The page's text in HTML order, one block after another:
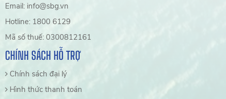
Email: info@sbg.vn
Hotline: 1800 6129
Mã số thuế: 0300812161
CHÍNH SÁCH HỖ TRỢ
Chính sách đại lý
Hình thức thanh toán